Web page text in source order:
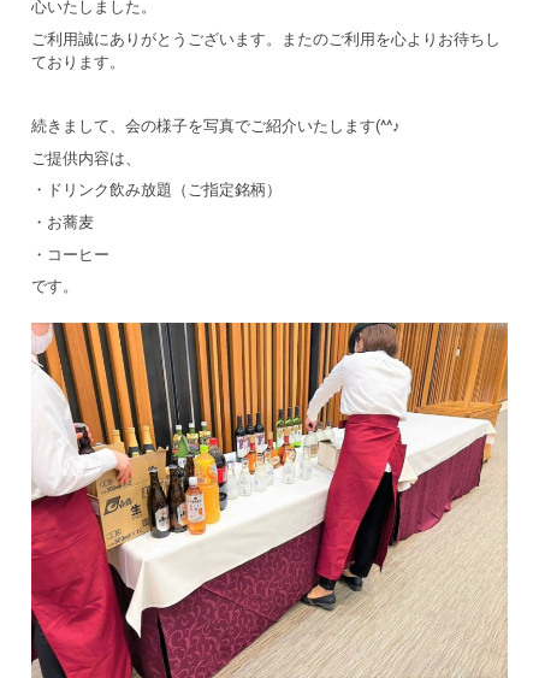
心いたしました。
ご利用誠にありがとうございます。またのご利用を心よりお待ちし
ております。
続きまして、会の様子を写真でご紹介いたします(^^♪
ご提供内容は、
・ドリンク飲み放題（ご指定銘柄）
・お蕎麦
・コーヒー
です。